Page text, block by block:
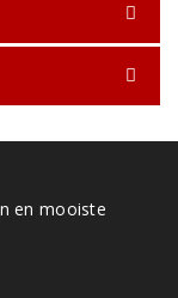
en mooiste